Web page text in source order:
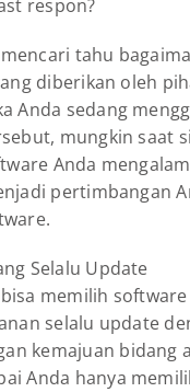
respon?
tahu
diberikan oleh
Anda sedang
mungkin saat
Anda
pertimbangan
Selalu Update
memilih
selalu update
kemajuan bidang
Anda hanya